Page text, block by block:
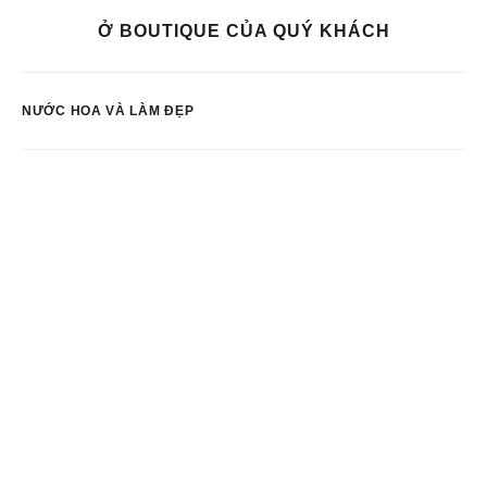
Ở BOUTIQUE CỦA QUÝ KHÁCH
NƯỚC HOA VÀ LÀM ĐẸP